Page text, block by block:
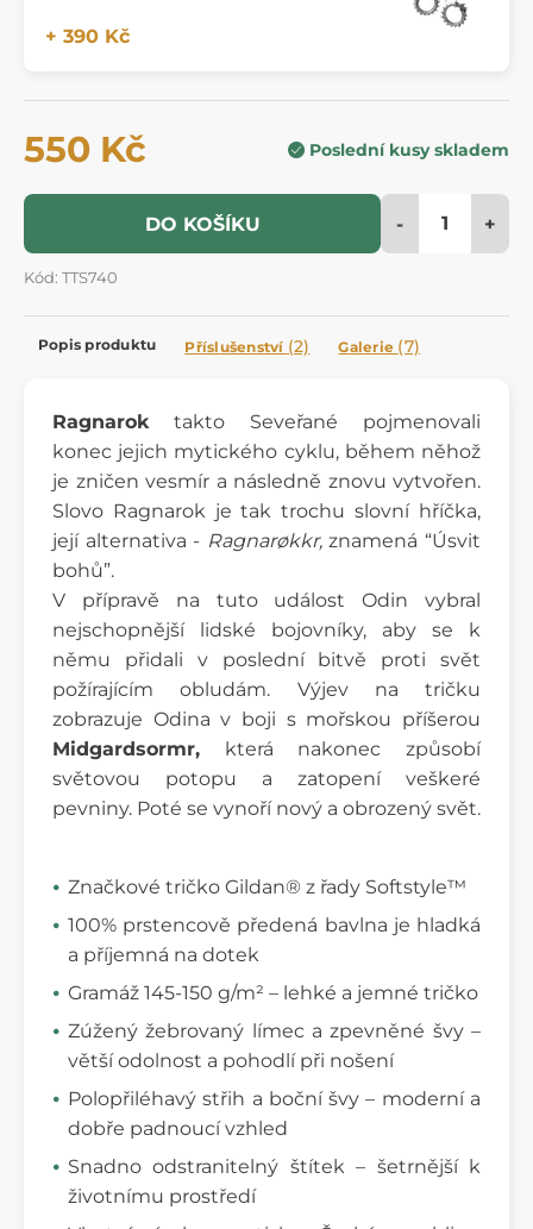
+ 390 Kč
550 Kč Poslední kusy skladem
DO KOŠÍKU - +
Kód: TTS740
Popis produktu Příslušenství (2) Galerie (7)
Ragnarok
takto Seveřané pojmenovali
konec jejich mytického cyklu, během něhož
je zničen vesmír a následně znovu vytvořen.
Slovo Ragnarok je tak trochu slovní hříčka,
její alternativa - Ragnarøkkr, znamená “Úsvit
bohů”.
V přípravě na tuto událost Odin vybral
nejschopnější lidské bojovníky, aby se k
němu přidali v poslední bitvě proti svět
požírajícím obludám. Výjev na tričku
zobrazuje Odina v boji s mořskou příšerou
Midgardsormr,
která nakonec způsobí
světovou potopu a zatopení veškeré
pevniny. Poté se vynoří nový a obrozený svět.
Značkové tričko Gildan® z řady Softstyle™
100% prstencově předená bavlna je hladká
a příjemná na dotek
Gramáž 145-150 g/m² – lehké a jemné tričko
Zúžený žebrovaný límec a zpevněné švy –
větší odolnost a pohodlí při nošení
Polopřiléhavý střih a boční švy – moderní a
dobře padnoucí vzhled
Snadno odstranitelný štítek – šetrnější k
životnímu prostředí